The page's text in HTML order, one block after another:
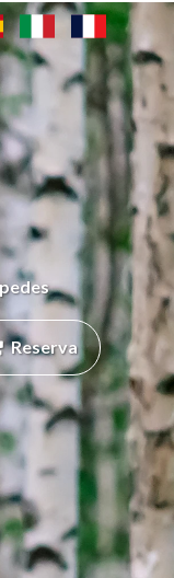
Reserva